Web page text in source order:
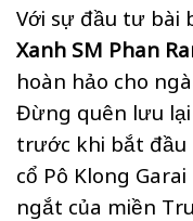
Với sự đầu tư bài
Xanh SM Phan
hoàn hảo cho
Đừng quên lưu
trước khi bắt
cổ Pô Klong
ngắt của miền